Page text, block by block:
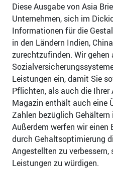
Diese Ausgabe von Asia
Unternehmen, sich im
Informationen für die
in den Ländern Indien,
zurechtzufinden. Wir gehen
Leistungen ein, damit Sie
Pflichten, als auch die Ihrer
Magazin enthält auch eine
Zahlen bezüglich
Außerdem werfen wir
durch Gehaltsoptimierung
Angestellten zu
Leistungen zu würdigen.